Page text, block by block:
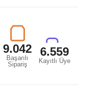
9.042
Başarılı
Sipariş
6.559
Kayıtlı Üye